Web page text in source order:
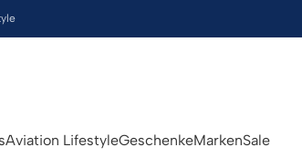
Aviation LifestyleGeschenkeMarkenSale